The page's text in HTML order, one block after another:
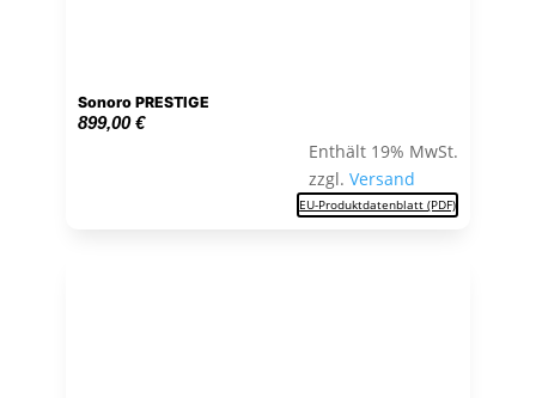
Sonoro PRESTIGE
899,00€
Enthält 19% MwSt.
zzgl.Versand
EU-Produktdatenblatt (PDF)